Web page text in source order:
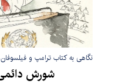
نگاهی به کتاب ترامپ و
شورش